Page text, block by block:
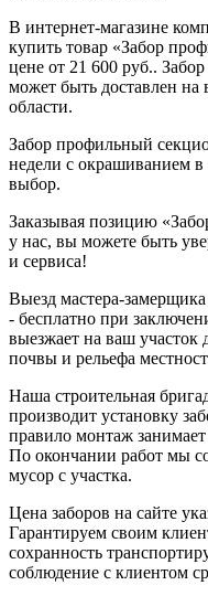
В интернет-магазине
купить товар «Забор
цене от 21 600 руб..
может быть доставлен
области.
Забор профильный
недели с окрашиванием
выбор.
Заказывая позицию
у нас, вы можете быть
и сервиса!
Выезд мастера-
- бесплатно при
выезжает на ваш участок
почвы и рельефа
Наша строительная
производит установку
правило монтаж
По окончании работ мы
мусор с участка.
Цена заборов на сайте
Гарантируем своим
сохранность
соблюдение с клиентом